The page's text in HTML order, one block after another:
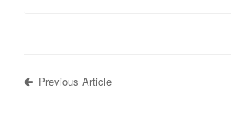
Previous Article